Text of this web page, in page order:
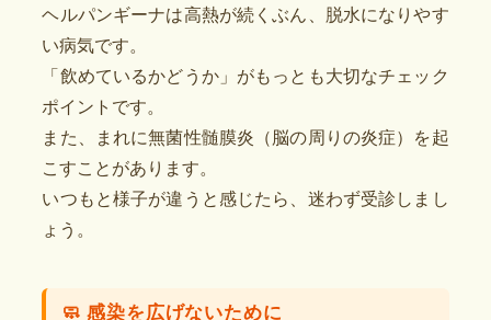
ヘルパンギーナは高熱が続くぶん、脱水になりやす
い病気です。
「飲めているかどうか」がもっとも大切なチェック
ポイントです。
また、まれに無菌性髄膜炎（脳の周りの炎症）を起
こすことがあります。
いつもと様子が違うと感じたら、迷わず受診しまし
ょう。
🧼 感染を広げないために